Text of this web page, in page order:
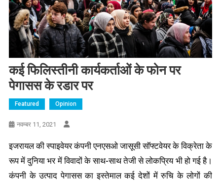
कई फिलिस्तीनी कार्यकर्ताओं के फोन पर
पेगासस के रडार पर
Featured Opinion
नवम्बर 11, 2021
इजरायल की स्पाइवेयर कंपनी एनएसओ जासूसी सॉफ्टवेयर के विक्रेता के
रूप में दुनिया भर में विवादों के साथ-साथ तेजी से लोकप्रिय भी हो गई है।
कंपनी के उत्पाद पेगासस का इस्तेमाल कई देशों में रुचि के लोगों की